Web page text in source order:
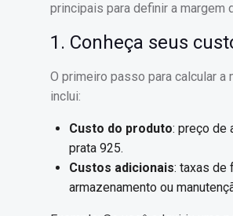
principais para definir a margem
1. Conheça seus
O primeiro passo para calcular
inclui:
Custo do produto: preço de
prata 925.
Custos adicionais: taxas de
armazenamento ou